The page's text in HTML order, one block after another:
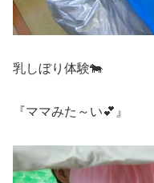
乳しぼり体験🐄
『ママみた～い💕』